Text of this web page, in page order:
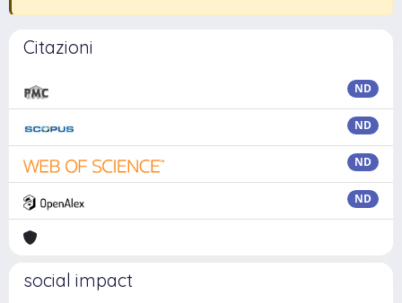
Citazioni
ND
ND
ND
ND
social impact